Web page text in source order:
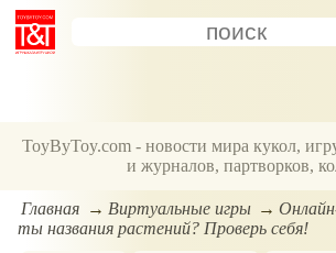
ToyByToy.com - новости мира кукол,
и журналов, партворков,
Главная Виртуальные игры
ты названия растений? Проверь себя!